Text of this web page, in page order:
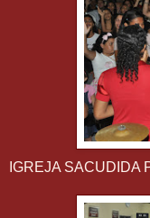
IGREJA SACUDIDA